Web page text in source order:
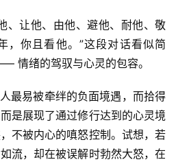
让他、由他、避他、耐他、敬
，你且看他。”这段对话看似简
情绪的驾驭与心灵的包容。
易被牵绊的负面境遇，而拾得
是展现了通过修行达到的心灵境
不被内心的嗔怒控制。试想，若
流，却在被误解时勃然大怒，在